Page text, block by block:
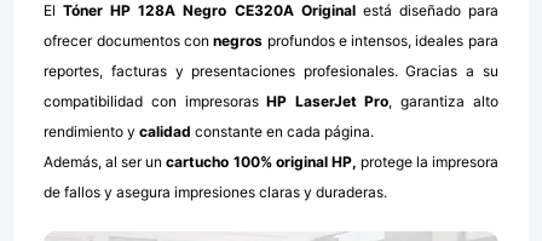
ElTóner HP 128A Negro CE320A Original está diseñado para
ofrecer documentos connegros profundos e intensos, ideales para
reportes, facturas y presentaciones profesionales. Gracias a su
compatibilidad con impresorasHP LaserJet Pro, garantiza alto
rendimiento ycalidadconstante en cada página.
Además, al ser uncartucho 100% original HP, protege la impresora
de fallos y asegura impresiones claras y duraderas.